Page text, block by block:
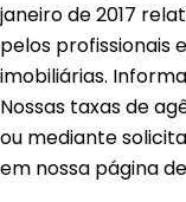
janeiro de 2017
pelos profissionais
imobiliárias.
Nossas taxas de
ou mediante
em nossa página